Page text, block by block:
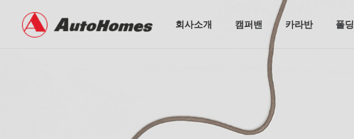
회사소개 캠퍼밴 카라반 폴